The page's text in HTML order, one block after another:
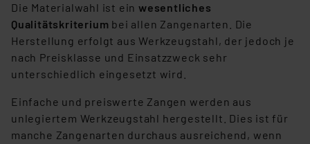
Die Materialwahl ist ein wesentliches
Qualitätskriterium bei allen Zangenarten. Die
Herstellung erfolgt aus Werkzeugstahl, der jedoch je
nach Preisklasse und Einsatzzweck sehr
unterschiedlich eingesetzt wird.
Einfache und preiswerte Zangen werden aus
unlegiertem Werkzeugstahl hergestellt. Dies ist für
manche Zangenarten durchaus ausreichend, wenn